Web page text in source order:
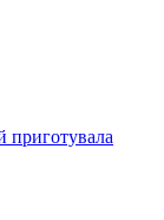
приготувала